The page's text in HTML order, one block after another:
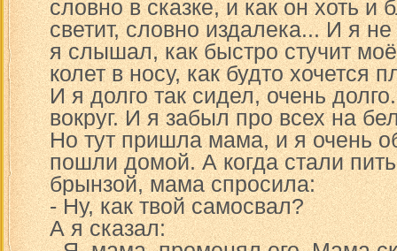
словно в сказке, и как он хоть и
светит, словно издалека... И я
я слышал, как быстро стучит
колет в носу, как будто хочется
И я долго так сидел, очень
вокруг. И я забыл про всех на
Но тут пришла мама, и я очень
пошли домой. А когда стали
брынзой, мама спросила:
- Ну, как твой самосвал?
А я сказал: